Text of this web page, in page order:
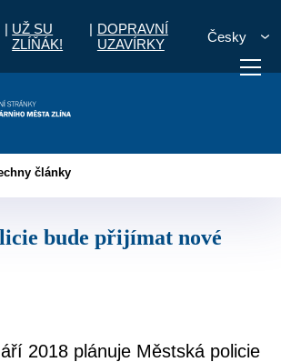
| UŽ SU
ZLÍŇÁK!
| DOPRAVNÍ
UZAVÍRKY
Česky
Potřebuji zaplatit
články
2018 plánuje Městská policie